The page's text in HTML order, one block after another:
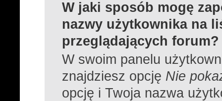
W jaki sposób mogę
nazwy użytkownika na
przeglądających forum?
W swoim panelu
znajdziesz opcję Nie
opcję i Twoja nazwa